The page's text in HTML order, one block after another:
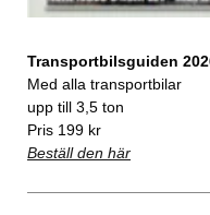
Transportbilsguiden
Med alla transportbilar
upp till 3,5 ton
Pris 199 kr
Beställ den här